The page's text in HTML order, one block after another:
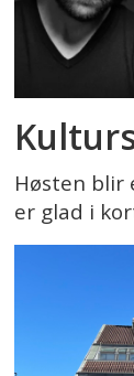
Høsten blir
er glad i